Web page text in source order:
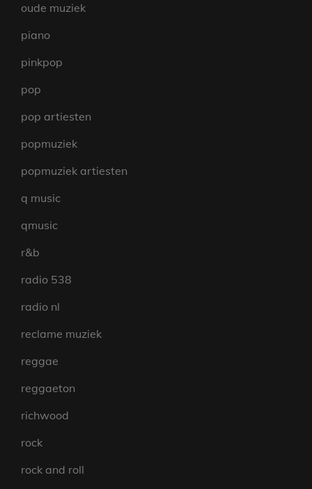
oude muziek
piano
pinkpop
pop
pop artiesten
popmuziek
popmuziek artiesten
q music
qmusic
r&b
radio 538
radio nl
reclame muziek
reggae
reggaeton
richwood
rock
rock and roll